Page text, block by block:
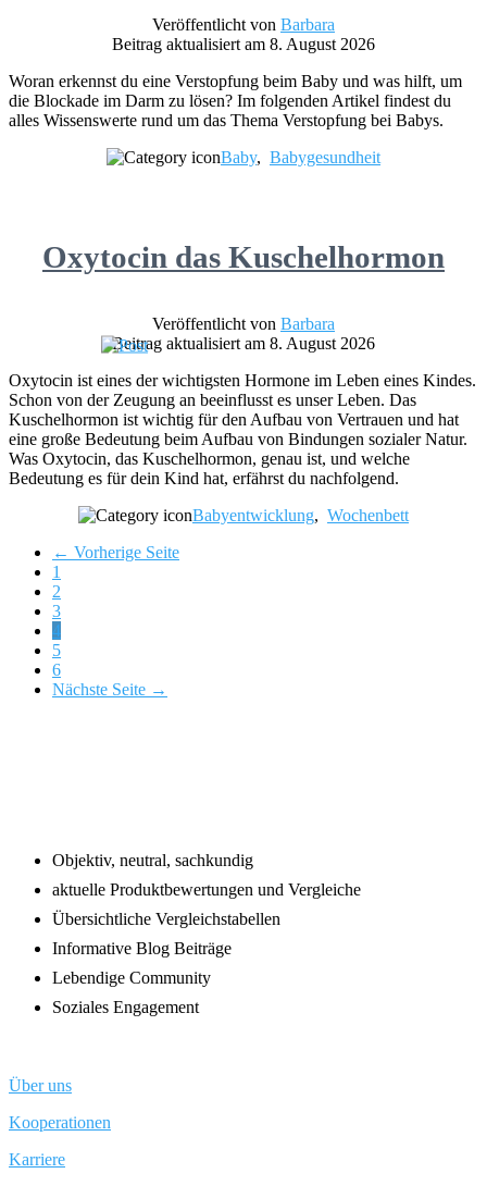
Veröffentlicht von Barbara
Beitrag aktualisiert am 8. August 2026
Woran erkennst du eine Verstopfung beim Baby und was hilft, um
die Blockade im Darm zu lösen? Im folgenden Artikel findest du
alles Wissenswerte rund um das Thema Verstopfung bei Babys.
Baby, Babygesundheit
Oxytocin das Kuschelhormon
Veröffentlicht von Barbara
Beitrag aktualisiert am 8. August 2026
Oxytocin ist eines der wichtigsten Hormone im Leben eines Kindes.
Schon von der Zeugung an beeinflusst es unser Leben. Das
Kuschelhormon ist wichtig für den Aufbau von Vertrauen und hat
eine große Bedeutung beim Aufbau von Bindungen sozialer Natur.
Was Oxytocin, das Kuschelhormon, genau ist, und welche
Bedeutung es für dein Kind hat, erfährst du nachfolgend.
Babyentwicklung, Wochenbett
← Vorherige Seite
Page
1
Page
2
Page
3
Page
4
Page
5
Page
6
Nächste Seite →
Objektiv, neutral, sachkundig
aktuelle Produktbewertungen und Vergleiche
Übersichtliche Vergleichstabellen
Informative Blog Beiträge
Lebendige Community
Soziales Engagement
Über uns
Kooperationen
Karriere